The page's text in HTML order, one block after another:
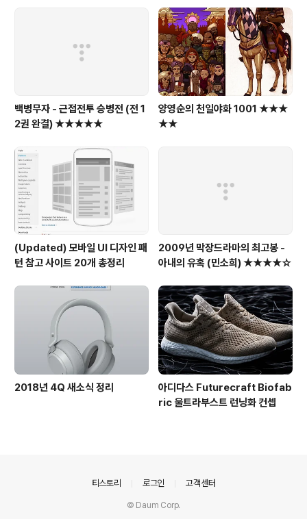
백병무자 - 근접전투 승병전 (전 1
2권 완결) ★★★★★
양영순의 천일야화 1001 ★★★
★★
(Updated) 모바일 UI 디자인 패
턴 참고 사이트 20개 총정리
2009년 막장드라마의 최고봉 -
아내의 유혹 (민소희) ★★★★☆
2018년 4Q 새소식 정리
아디다스 Futurecraft Biofab
ric 울트라부스트 런닝화 컨셉
티스토리 로그인 고객센터
© Daum Corp.